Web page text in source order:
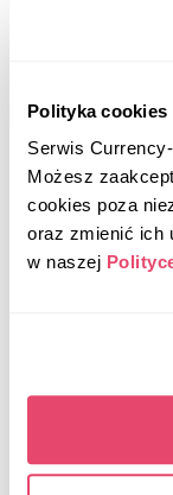
Polityka cookies
Serwis
Możesz
cookies poza
oraz zmienić ich
w naszej
krokach
–Nowa aplikacja
do tego celu
ekspertów z
i doświadczeń
biznesowych i
technologiczne
Wojciech
Manager /